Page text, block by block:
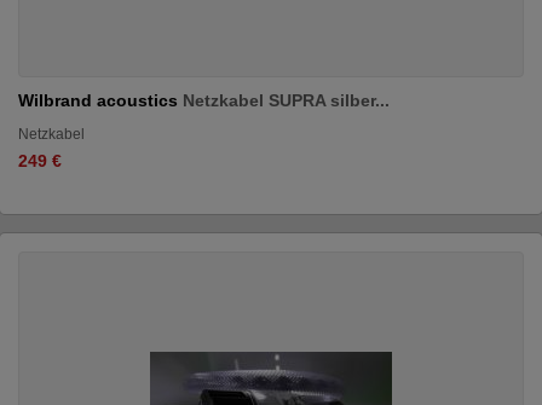
Wilbrand acoustics Netzkabel SUPRA silber...
Netzkabel
249 €